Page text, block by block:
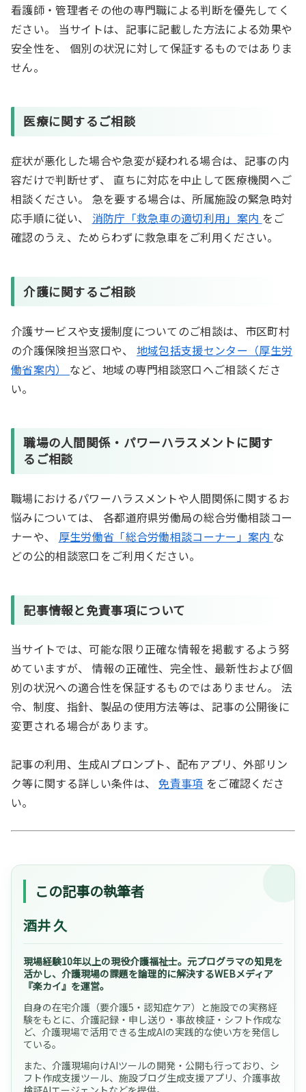
看護師・管理者その他の専門職による判断を優先してく
ださい。 当サイトは、記事に記載した方法による効果や
安全性を、 個別の状況に対して保証するものではありま
せん。
医療に関するご相談
症状が悪化した場合や急変が疑われる場合は、記事の内
容だけで判断せず、 直ちに対応を中止して医療機関へご
相談ください。 急を要する場合は、所属施設の緊急時対
応手順に従い、 消防庁「救急車の適切利用」案内 をご
確認のうえ、ためらわずに救急車をご利用ください。
介護に関するご相談
介護サービスや支援制度についてのご相談は、市区町村
の介護保険担当窓口や、 地域包括支援センター（厚生労
働省案内） など、地域の専門相談窓口へご相談くださ
い。
職場の人間関係・パワーハラスメントに関す
るご相談
職場におけるパワーハラスメントや人間関係に関するお
悩みについては、 各都道府県労働局の総合労働相談コー
ナーや、 厚生労働省「総合労働相談コーナー」案内 な
どの公的相談窓口をご利用ください。
記事情報と免責事項について
当サイトでは、可能な限り正確な情報を掲載するよう努
めていますが、 情報の正確性、完全性、最新性および個
別の状況への適合性を保証するものではありません。 法
令、制度、指針、製品の使用方法等は、記事の公開後に
変更される場合があります。
記事の利用、生成AIプロンプト、配布アプリ、外部リン
ク等に関する詳しい条件は、免責事項 をご確認くださ
い。
この記事の執筆者
酒井 久
現場経験10年以上の現役介護福祉士。元プログラマの知見を
活かし、介護現場の課題を論理的に解決するWEBメディア
『楽カイ』を運営。
自身の在宅介護（要介護5・認知症ケア）と施設での実務経
験をもとに、介護記録・申し送り・事故検証・シフト作成な
ど、介護現場で活用できる生成AIの実践的な使い方を発信し
ている。
また、介護現場向けAIツールの開発・公開も行っており、シ
フト作成支援ツール、施設ブログ生成支援アプリ、介護事故